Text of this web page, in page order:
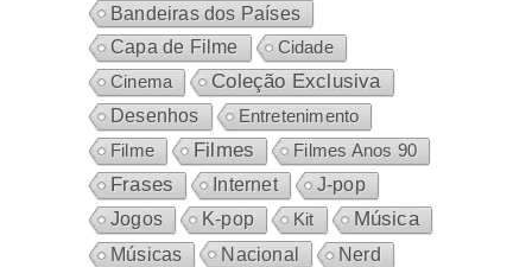
Bandeiras dos Países
Capa de Filme
Cidade
Cinema
Coleção Exclusiva
Desenhos
Entretenimento
Filme
Filmes Filmes Anos 90
Frases Internet
J-pop
Jogos
K-pop Kit Música
Músicas Nacional Nerd